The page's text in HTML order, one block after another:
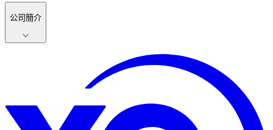
公司簡介